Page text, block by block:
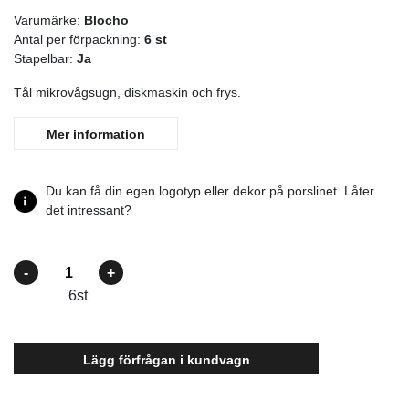
Varumärke: Blocho
Antal per förpackning: 6 st
Stapelbar: Ja
Tål mikrovågsugn, diskmaskin och frys.
Mer information
Du kan få din egen logotyp eller dekor på porslinet. Låter
det intressant?
Antal
6st
Lägg förfrågan i kundvagn